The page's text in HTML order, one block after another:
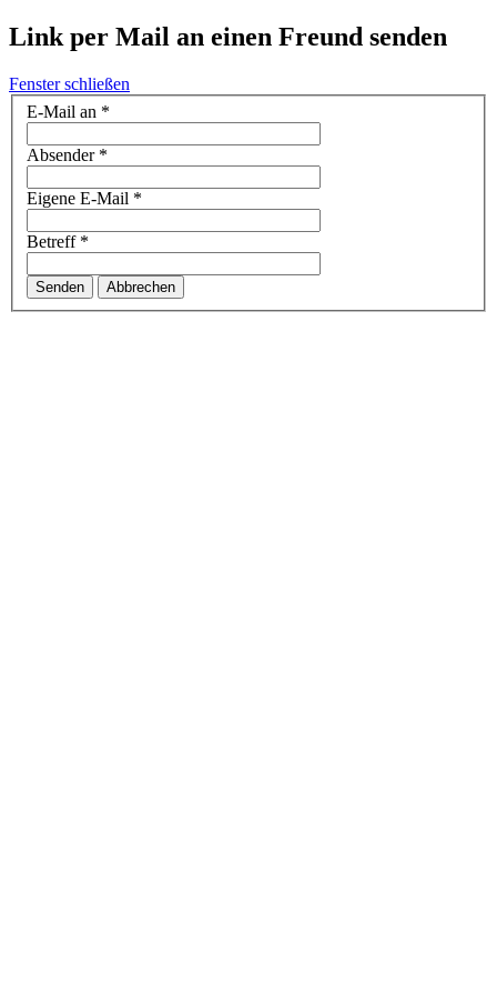
Link per Mail an einen Freund senden
Fenster schließen
E-Mail an *
Absender*
Eigene E-Mail *
Betreff*
Senden Abbrechen